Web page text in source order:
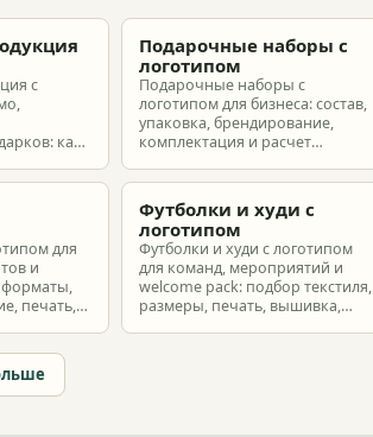
с
как
Подарочные наборы с
логотипом
Подарочные наборы с
логотипом для бизнеса: состав,
упаковка, брендирование,
комплектация и расчет
разные бюджеты.
для
и
форматы,
печать,
Футболки и худи с
логотипом
Футболки и худи с логотипом
для команд, мероприятий и
welcome pack: подбор текстиля,
размеры, печать, вышивка,